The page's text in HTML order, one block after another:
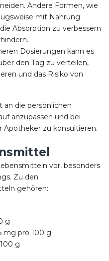
Andere Formen, wie
mit Nahrung
Absorption zu verbessern
Dosierungen kann es
den Tag zu verteilen,
und das Risiko von
an die persönlichen
anzupassen und bei
Apotheker zu konsultieren.
vor, besonders
Zu den
gehören:
g
mg pro 100 g
g